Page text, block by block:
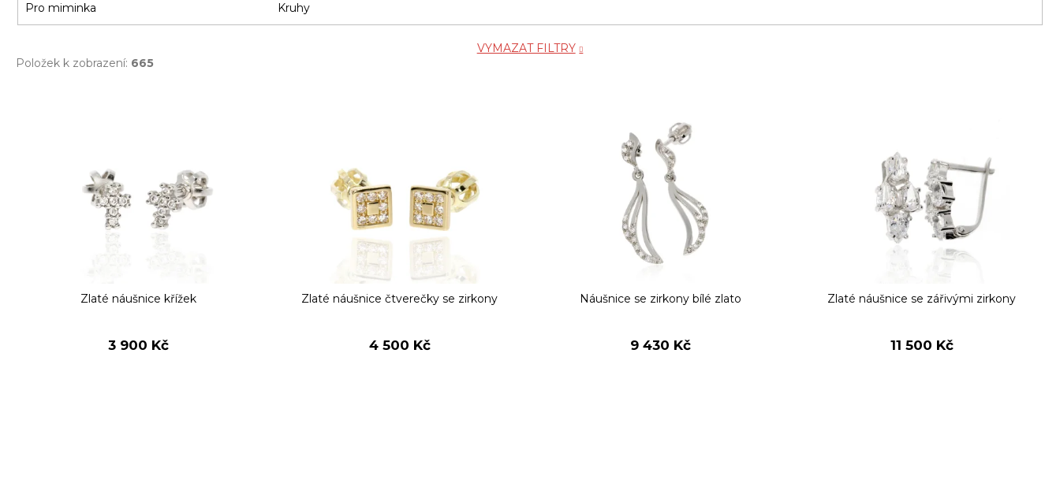
Pro miminka Kruhy
VYMAZAT FILTRY
Položek k zobrazení: 665
Zlaté náušnice křížek
3 900 Kč
Zlaté náušnice čtverečky se zirkony
4 500 Kč
Náušnice se zirkony bílé zlato
9 430 Kč
Zlaté náušnice se zářivými zirkony
11 500 Kč